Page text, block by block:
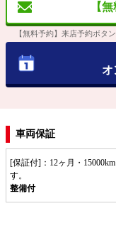
【
【無料予約】来店予約ボタ
オ
車両保証
[保証付]：12ヶ月・
す。
整備付